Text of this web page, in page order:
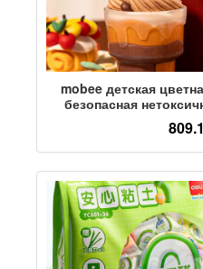
mobee детская
безопасная
специальный набор